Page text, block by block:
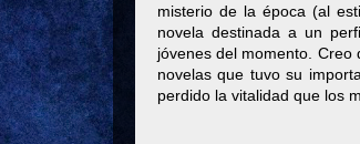
misterio de la época (al
novela destinada a un
jóvenes del momento.
novelas que tuvo su
perdido la vitalidad que los